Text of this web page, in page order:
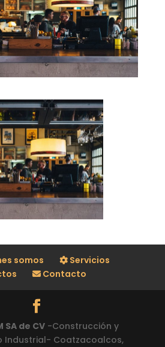
somos
Servicios
Contacto
SA de CV -Construcción y
Industrial- Coatzacoalcos,